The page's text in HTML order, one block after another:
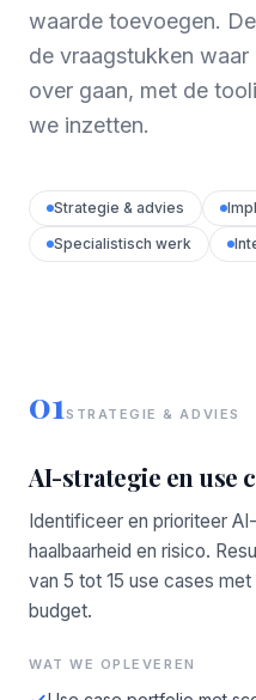
waarde toevoegen.
de vraagstukken
over gaan, met de
we inzetten.
Strategie & advies
Specialistisch werk
01STRATEGIE & ADVIES
AI-strategie en use
Identificeer en prioriteer
haalbaarheid en risico.
van 5 tot 15 use cases
budget.
WAT WE OPLEVEREN